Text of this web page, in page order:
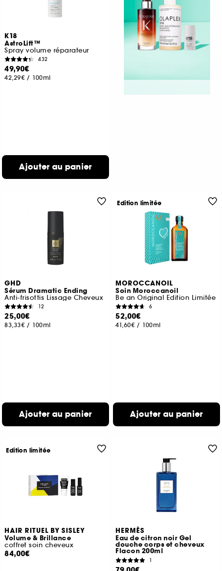
K18
AstroLift™
Spray volume réparateur
432
49,90€
42,29€ / 100ml
Ajouter au panier
GHD
Sérum Dramatic Ending
Anti-frisottis Lissage Cheveux
12
25,00€
83,33€ / 100ml
Ajouter au panier
MOROCCANOIL
Soin Moroccanoil
Be an Original Edition Limitée
6
52,00€
41,60€ / 100ml
Ajouter au panier
Edition limitée
HAIR RITUEL BY SISLEY
Volume & Brillance
coffret soin cheveux
84,00€
Edition limitée
HERMÈS
Eau de citron noir Gel
douche corps et cheveux
Flacon 200ml
1